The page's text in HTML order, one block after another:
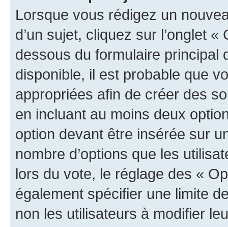
Lorsque vous rédigez un
d’un sujet, cliquez sur l’onglet
dessous du formulaire principal
disponible, il est probable que
appropriées afin de créer des
en incluant au moins deux
option devant être insérée sur
nombre d’options que les
lors du vote, le réglage des «
également spécifier une limite
non les utilisateurs à modifier